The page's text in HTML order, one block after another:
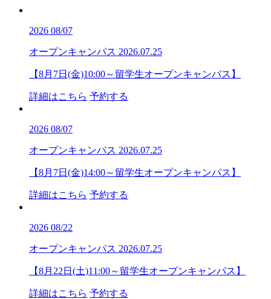
2026 08/07
オープンキャンパス 2026.07.25
【8月7日(金)10:00～留学生オープンキャンパス】
詳細はこちら 予約する
2026 08/07
オープンキャンパス 2026.07.25
【8月7日(金)14:00～留学生オープンキャンパス】
詳細はこちら 予約する
2026 08/22
オープンキャンパス 2026.07.25
【8月22日(土)11:00～留学生オープンキャンパス】
詳細はこちら 予約する